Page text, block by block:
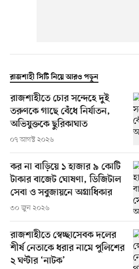
রাজশাহী সিটি নিয়ে আরও পড়ুন
রাজশাহীতে চোর সন্দেহে দুই
তরুণকে গাছে বেঁধে নির্যাতন,
অভিযুক্তকে ছুরিকাঘাত
০৭ আগস্ট ২০২৬
কর না বাড়িয়ে ১ হাজার ৯ কোটি
টাকার বাজেট ঘোষণা, ডিজিটাল
সেবা ও সবুজায়নে অগ্রাধিকার
৩০ জুন ২০২৬
রাজশাহীতে স্বেচ্ছাসেবক দলের
শীর্ষ নেতাকে ধরার নামে পুলিশের
২ ঘণ্টার ‘নাটক’